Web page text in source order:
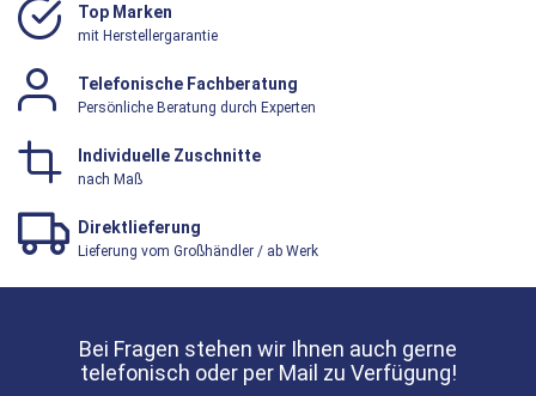
Top Marken
mit Herstellergarantie
Telefonische Fachberatung
Persönliche Beratung durch Experten
Individuelle Zuschnitte
nach Maß
Direktlieferung
Lieferung vom Großhändler / ab Werk
Bei Fragen stehen wir Ihnen auch gerne
telefonisch oder per Mail zu Verfügung!